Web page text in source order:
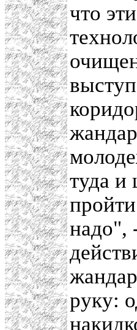
что
туда и
надо",
руку: